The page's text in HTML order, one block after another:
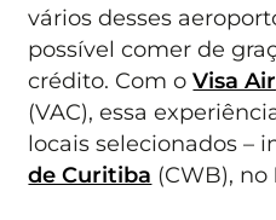
vários desses
possível comer de
crédito. Com oVisa
(VAC), essa
locais selecionados –
de Curitiba (CWB), no